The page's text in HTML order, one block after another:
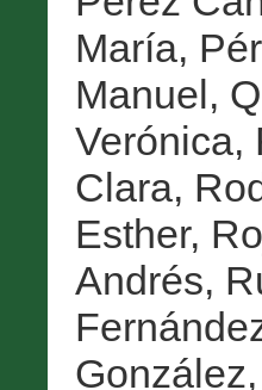
María,
Manuel,
Verónica,
Clara,
Esther,
Andrés,